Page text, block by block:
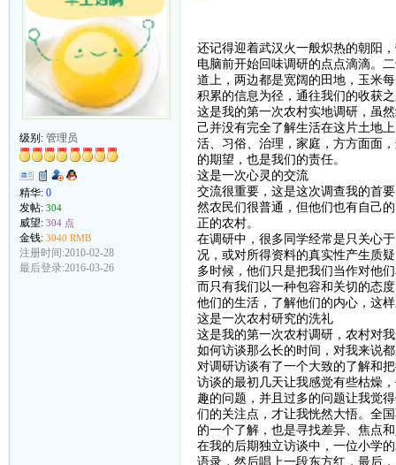
级别: 管理员
精华: 0
发帖: 304
威望: 304 点
金钱: 3040 RMB
注册时间:2010-02-28
最后登录:2016-03-26
还记得迎着武汉火一般炽热的朝阳
电脑前开始回味调研的点点滴滴。
道上，两边都是宽阔的田地，玉米
积累的信息为径，通往我们的收获
这是我的第一次农村实地调研，虽
己并没有完全了解生活在这片土地
活、习俗、治理，家庭，方方面面
的期望，也是我们的责任。
这是一次心灵的交流
交流很重要，这是这次调查我的首
然农民们很普通，但他们也有自己
正的农村。
在调研中，很多同学经常是只关心
况，或对所得资料的真实性产生质
多时候，他们只是把我们当作对他
而只有我们以一种包容和关切的态
他们的生活，了解他们的内心，这
这是一次农村研究的洗礼
这是我的第一次农村调研，农村对
如何访谈那么长的时间，对我来说
对调研访谈有了一个大致的了解和
访谈的最初几天让我感觉有些枯燥
趣的问题，并且过多的问题让我觉
们的关注点，才让我恍然大悟。全
的一个了解，也是寻找差异、焦点
在我的后期独立访谈中，一位小学
语录，然后唱上一段东方红，最后